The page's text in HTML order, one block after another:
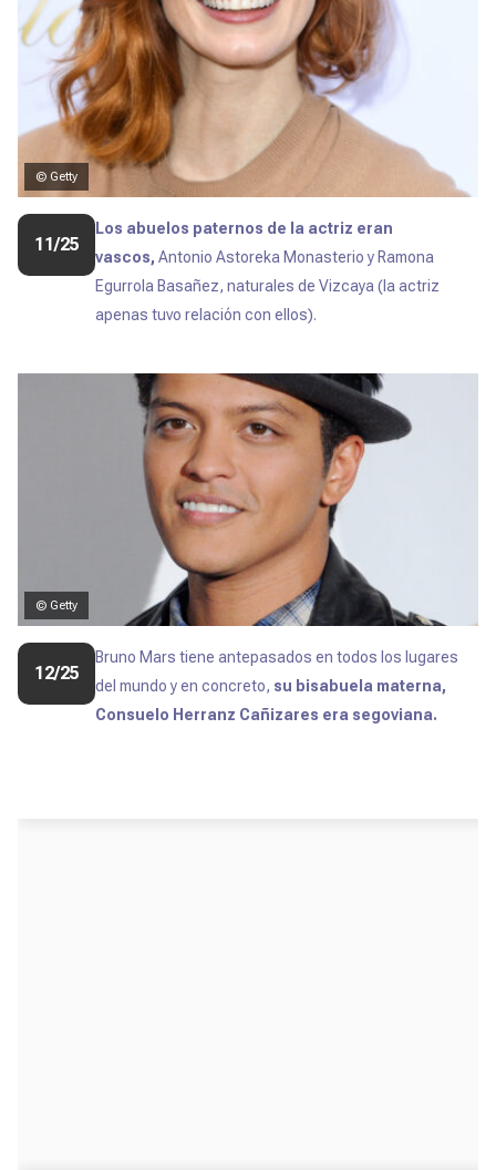
© Getty
11/25
Los abuelos paternos de la actriz eran
vascos, Antonio Astoreka Monasterio y Ramona
Egurrola Basañez, naturales de Vizcaya (la actriz
apenas tuvo relación con ellos).
© Getty
12/25
Bruno Mars tiene antepasados en todos los lugares
del mundo y en concreto, su bisabuela materna,
Consuelo Herranz Cañizares era segoviana.